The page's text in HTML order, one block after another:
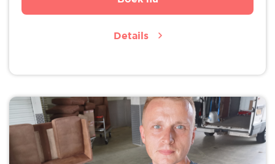
Details